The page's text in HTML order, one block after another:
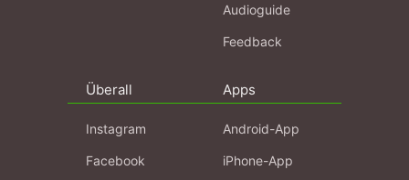
Audioguide
Feedback
Überall
Instagram
Facebook
Apps
Android-App
iPhone-App